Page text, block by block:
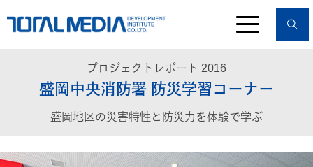
プロジェクトレポート 2016
盛岡中央消防署 防災学習コーナー
盛岡地区の災害特性と防災力を体験で学ぶ